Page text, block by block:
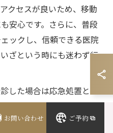
クセスが良いため、移動
安心です。さらに、普段
ックし、信頼できる医院
ざという時にも迷わず行
した場合は応急処置とな
必要になるケースも少な
再診の予約についても、
お問い合わせ ご予約